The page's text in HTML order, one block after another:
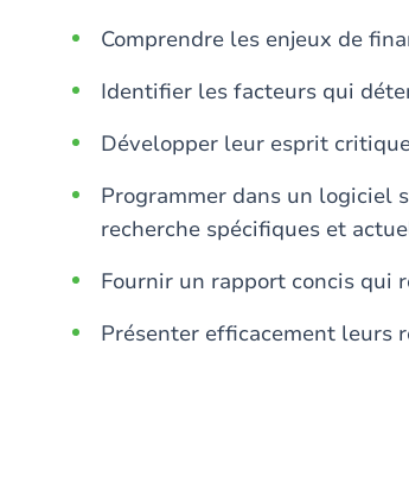
Comprendre les enjeux de
Identifier les facteurs qui
Développer leur esprit
Programmer dans un logiciel
recherche spécifiques et
Fournir un rapport concis qui
Présenter efficacement leurs